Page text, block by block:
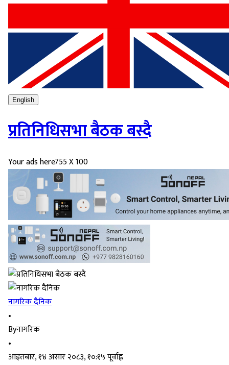
English
प्रतिनिधिसभा बैठक बस्दै
Your ads here755 X 100
नागरिक दैनिक
•
Byनागरिक
•
आइतबार, १४ असार २०८३, १०:१५ पूर्वाह्न